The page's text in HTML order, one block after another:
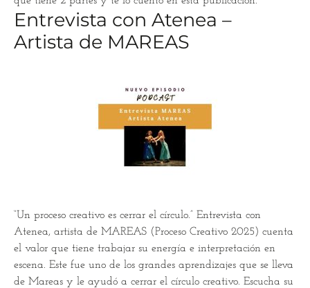
Entrevista con Atenea –
Artista de MAREAS
“Un proceso creativo es cerrar el círculo.” Entrevista con
Atenea, artista de MAREAS (Proceso Creativo 2025) cuenta
el valor que tiene trabajar su energía e interpretación en
escena. Este fue uno de los grandes aprendizajes que se lleva
de Mareas y le ayudó a cerrar el círculo creativo. Escucha su